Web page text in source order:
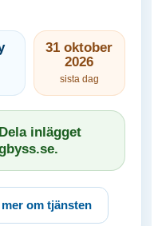
31 oktober
2026
sista dag
inlägget
mer om tjänsten